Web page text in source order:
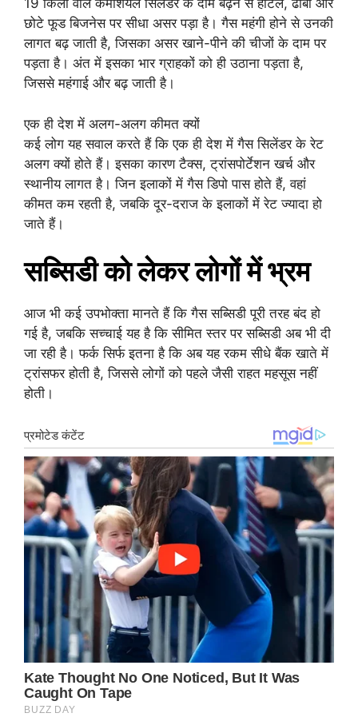
19 किलो वाले कमर्शियल सिलेंडर के दाम बढ़ने से होटल, ढाबा और
छोटे फूड बिजनेस पर सीधा असर पड़ा है। गैस महंगी होने से उनकी
लागत बढ़ जाती है, जिसका असर खाने-पीने की चीजों के दाम पर
पड़ता है। अंत में इसका भार ग्राहकों को ही उठाना पड़ता है,
जिससे महंगाई और बढ़ जाती है।
एक ही देश में अलग-अलग कीमत क्यों
कई लोग यह सवाल करते हैं कि एक ही देश में गैस सिलेंडर के रेट
अलग क्यों होते हैं। इसका कारण टैक्स, ट्रांसपोर्टेशन खर्च और
स्थानीय लागत है। जिन इलाकों में गैस डिपो पास होते हैं, वहां
कीमत कम रहती है, जबकि दूर-दराज के इलाकों में रेट ज्यादा हो
जाते हैं।
सब्सिडी को लेकर लोगों में भ्रम
आज भी कई उपभोक्ता मानते हैं कि गैस सब्सिडी पूरी तरह बंद हो
गई है, जबकि सच्चाई यह है कि सीमित स्तर पर सब्सिडी अब भी दी
जा रही है। फर्क सिर्फ इतना है कि अब यह रकम सीधे बैंक खाते में
ट्रांसफर होती है, जिससे लोगों को पहले जैसी राहत महसूस नहीं
होती।